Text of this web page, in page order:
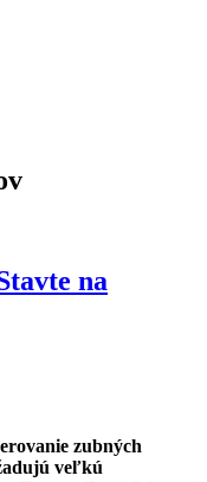
na
zubných
veľkú